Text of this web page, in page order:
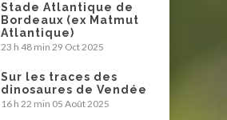
Stade Atlantique de
Bordeaux (ex Matmut
Atlantique)
23 h 48 min 29 Oct 2025
Sur les traces des
dinosaures de Vendée
16 h 22 min 05 Août 2025